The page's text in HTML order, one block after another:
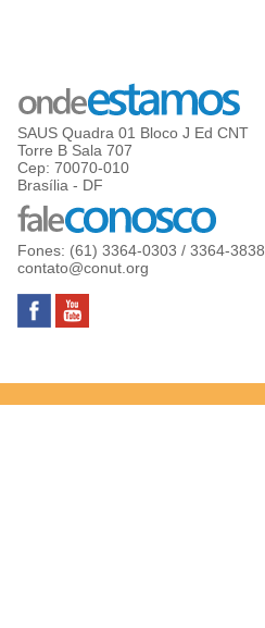
SAUS Quadra 01 Bloco J Ed CNT
Torre B Sala 707
Cep: 70070-010
Brasília - DF
Fones: (61) 3364-0303 / 3364-3838
contato@conut.org